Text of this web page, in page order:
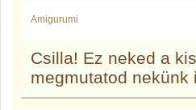
Amigurumi
Csilla! Ez neked a
megmutatod nekünk